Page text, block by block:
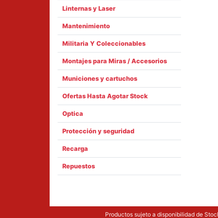
Linternas y Laser
Mantenimiento
Militaria Y Coleccionables
Montajes para Miras / Accesorios
Municiones y cartuchos
Ofertas Hasta Agotar Stock
Optica
Protección y seguridad
Recarga
Repuestos
Productos sujeto a disponibilidad de